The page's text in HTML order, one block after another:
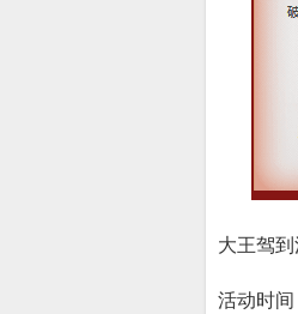
大王驾
活动时